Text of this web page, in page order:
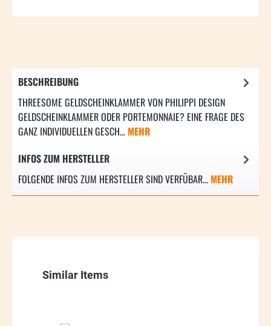
BESCHREIBUNG
THREESOME GELDSCHEINKLAMMER VON PHILIPPI DESIGN
GELDSCHEINKLAMMER ODER PORTEMONNAIE? EINE FRAGE DES
GANZ INDIVIDUELLEN GESCH… MEHR
INFOS ZUM HERSTELLER
FOLGENDE INFOS ZUM HERSTELLER SIND VERFÜBAR... MEHR
Produktgalerie überspringen
Similar Items